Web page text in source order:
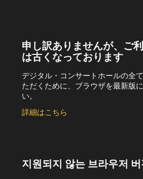
申し訳ありませんが、ご
は古くなっております
デジタル・コンサートホールの全
ただくために、ブラウザを最新版
い。
詳細はこちら
지원되지 않는 브라우저